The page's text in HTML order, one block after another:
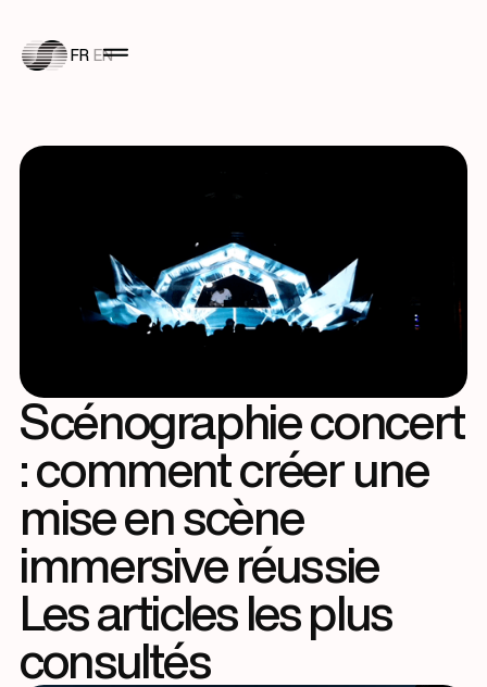
FR EN
Scénographie concert
: comment créer une
mise en scène
immersive réussie
Les articles les plus
consultés